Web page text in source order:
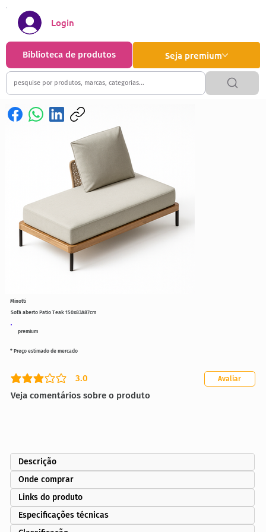
Seja premium
Biblioteca de produtos
Login
premium
Sofá aberto Patio Teak 150x83A87cm
3.0
classificação média é 3 de 5
Veja comentários sobre o produto
Avaliar
* Preço estimado de mercado
Minotti
Descrição
Onde comprar
Links do produto
Especificações técnicas